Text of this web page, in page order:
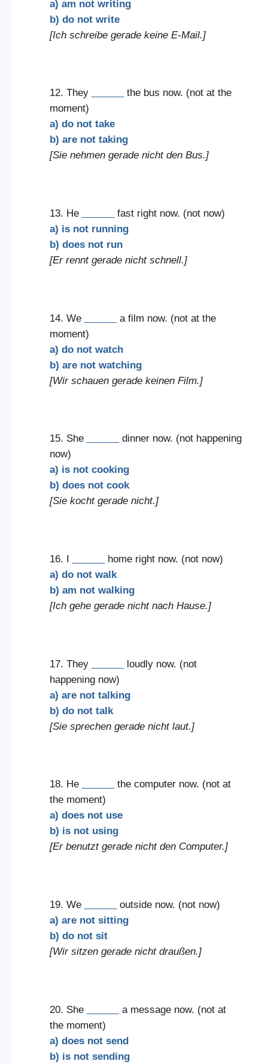
a) am not writing
b) do not write
[Ich schreibe gerade keine E-Mail.]
12. They
the bus now. (not at the
moment)
a) do not take
b) are not taking
[Sie nehmen gerade nicht den Bus.]
13. He
fast right now. (not now)
a) is not running
b) does not run
[Er rennt gerade nicht schnell.]
14. We
a film now. (not at the
moment)
a) do not watch
b) are not watching
[Wir schauen gerade keinen Film.]
15. She
dinner now. (not happening
now)
a) is not cooking
b) does not cook
[Sie kocht gerade nicht.]
16. I
home right now. (not now)
a) do not walk
b) am not walking
[Ich gehe gerade nicht nach Hause.]
17. They
loudly now. (not
happening now)
a) are not talking
b) do not talk
[Sie sprechen gerade nicht laut.]
18. He
the computer now. (not at
the moment)
a) does not use
b) is not using
[Er benutzt gerade nicht den Computer.]
19. We
outside now. (not now)
a) are not sitting
b) do not sit
[Wir sitzen gerade nicht draußen.]
20. She
a message now. (not at
the moment)
a) does not send
b) is not sending